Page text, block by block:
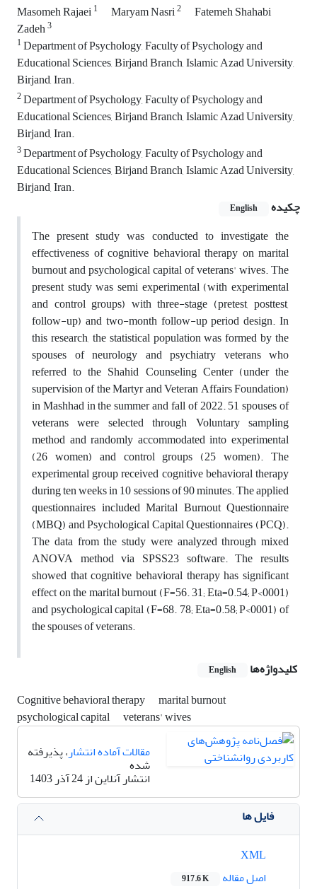
Masomeh Rajaei1 Maryam Nasri2
Fatemeh Shahabi
Zadeh3
1Department of Psychology, Faculty of Psychology and
Educational Sciences, Birjand Branch, Islamic Azad University,
Birjand, Iran.
2Department of Psychology, Faculty of Psychology and
Educational Sciences, Birjand Branch, Islamic Azad University,
Birjand, Iran.
3Department of Psychology, Faculty of Psychology and
Educational Sciences, Birjand Branch, Islamic Azad University,
Birjand, Iran.
چکیده
English
The present study was conducted to investigate the
effectiveness of cognitive behavioral therapy on marital
burnout and psychological capital of veterans' wives. The
present study was semi experimental (with experimental
and control groups) with three-stage (pretest, posttest,
follow-up) and two-month follow-up period design. In
this research, the statistical population was formed by the
spouses of neurology and psychiatry veterans who
referred to the Shahid Counseling Center (under the
supervision of the Martyr and Veteran Affairs Foundation)
in Mashhad in the summer and fall of 2022. 51 spouses of
veterans were selected through Voluntary sampling
method and randomly accommodated into experimental
(26 women) and control groups (25 women). The
experimental group received cognitive behavioral therapy
during ten weeks in 10 sessions of 90 minutes. The applied
questionnaires included Marital Burnout Questionnaire
(MBQ) and Psychological Capital Questionnaires (PCQ).
The data from the study were analyzed through mixed
ANOVA method via SPSS23 software. The results
showed that cognitive behavioral therapy has significant
effect on the marital burnout (F=56. 31; Eta=0.54; P<0001)
and psychological capital (F=68. 78; Eta=0.58; P<0001) of
the spouses of veterans.
کلیدواژه‌ها
English
Cognitive behavioral therapy
marital burnout
psychological capital
veterans' wives
مقالات آماده انتشار، پذیرفته
شده
انتشار آنلاین از 24 آذر 1403
فایل ها
اصل مقاله
917.6 K